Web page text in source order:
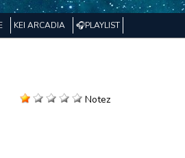
KEI ARCADIA 🎧PLAYLIST
Notez